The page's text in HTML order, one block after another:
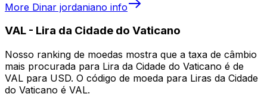
More Dinar jordaniano info
VAL - Lira da Cidade do Vaticano
Nosso ranking de moedas mostra que a taxa de câmbio
mais procurada para Lira da Cidade do Vaticano é de
VAL para USD. O código de moeda para Liras da Cidade
do Vaticano é VAL.